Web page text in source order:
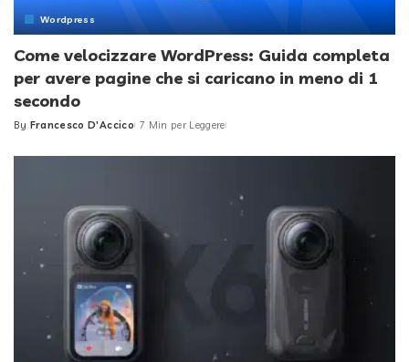
Wordpress
Come velocizzare WordPress: Guida completa
per avere pagine che si caricano in meno di 1
secondo
Posted
By Francesco D'Accico 7 Min per Leggere